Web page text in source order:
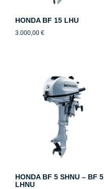
HONDA BF 15 LHU
3.000,00 €
HONDA BF 5 SHNU – BF 5
LHNU